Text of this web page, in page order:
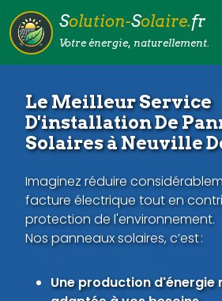
Solution-Solaire.fr
Votre énergie, naturellement.
Le Meilleur Service
D'installation De
Solaires à Neuville
Imaginez réduire
facture électrique tout en
protection de l'environnement.
Nos panneaux solaires, c’est :
Une production d'énergie